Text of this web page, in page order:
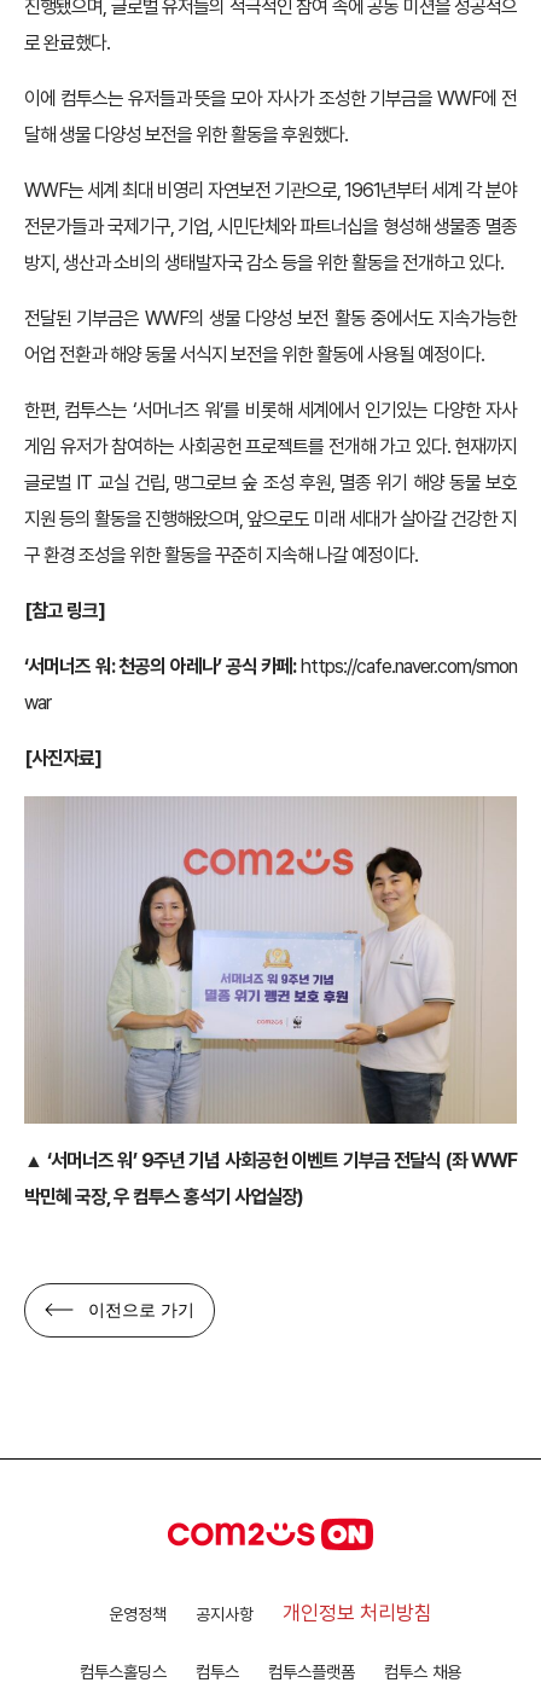
진행됐으며, 글로벌 유저들의 적극적인 참여 속에 공동 미션을 성공적으
로 완료했다.
이에 컴투스는 유저들과 뜻을 모아 자사가 조성한 기부금을 WWF에 전
달해 생물 다양성 보전을 위한 활동을 후원했다.
WWF는 세계 최대 비영리 자연보전 기관으로, 1961년부터 세계 각 분야
전문가들과 국제기구, 기업, 시민단체와 파트너십을 형성해 생물종 멸종
방지, 생산과 소비의 생태발자국 감소 등을 위한 활동을 전개하고 있다.
전달된 기부금은 WWF의 생물 다양성 보전 활동 중에서도 지속가능한
어업 전환과 해양 동물 서식지 보전을 위한 활동에 사용될 예정이다.
한편, 컴투스는 ‘서머너즈 워’를 비롯해 세계에서 인기있는 다양한 자사
게임 유저가 참여하는 사회공헌 프로젝트를 전개해 가고 있다. 현재까지
글로벌 IT 교실 건립, 맹그로브 숲 조성 후원, 멸종 위기 해양 동물 보호
지원 등의 활동을 진행해왔으며, 앞으로도 미래 세대가 살아갈 건강한 지
구 환경 조성을 위한 활동을 꾸준히 지속해 나갈 예정이다.
[참고 링크]
‘서머너즈 워: 천공의 아레나’ 공식 카페:https://cafe.naver.com/smon
war
[사진자료]
▲ ‘서머너즈 워’ 9주년 기념 사회공헌 이벤트 기부금 전달식 (좌 WWF
박민혜 국장, 우 컴투스 홍석기 사업실장)
이전으로 가기
운영정책 공지사항 개인정보 처리방침
컴투스홀딩스 컴투스 컴투스플랫폼 컴투스 채용